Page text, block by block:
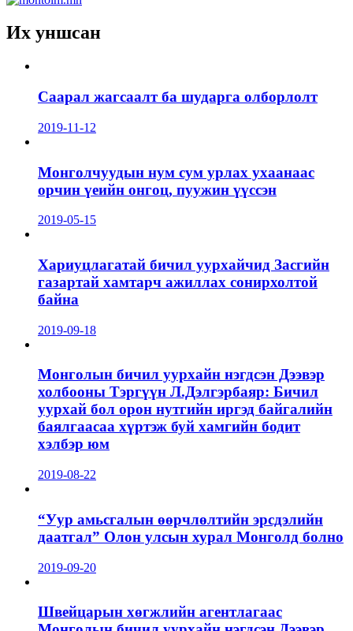
Их уншсан
Саарал жагсаалт ба шударга олборлолт
2019-11-12
Монголчуудын нум сум урлах ухаанаас
орчин үеийн онгоц, пуужин үүссэн
2019-05-15
Хариуцлагатай бичил уурхайчид Засгийн
газартай хамтарч ажиллах сонирхолтой
байна
2019-09-18
Монголын бичил уурхайн нэгдсэн Дээвэр
холбооны Тэргүүн Л.Дэлгэрбаяр: Бичил
уурхай бол орон нутгийн иргэд байгалийн
баялгаасаа хүртэж буй хамгийн бодит
хэлбэр юм
2019-08-22
“Уур амьсгалын өөрчлөлтийн эрсдэлийн
даатгал” Олон улсын хурал Монголд болно
2019-09-20
Швейцарын хөгжлийн агентлагаас